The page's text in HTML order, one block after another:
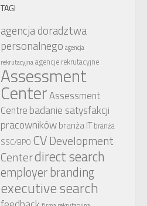
TAGI
agencja doradztwa
personalnego agencja
rekrutacyjnaagencje rekrutacyjne
Assessment
CenterAssessment
Centre badanie satysfakcji
pracownikówbranża IT branża
SSC/BPO CV Development
Centerdirect search
employer branding
executive search